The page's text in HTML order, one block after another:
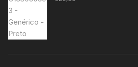
5.00de 5